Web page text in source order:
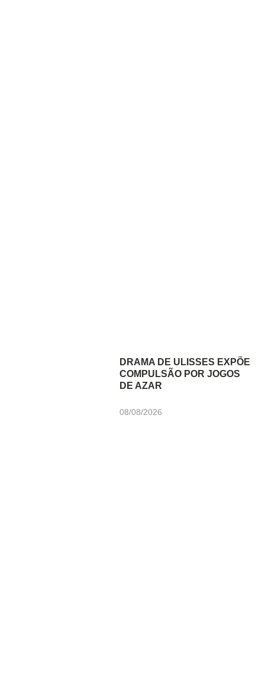
DRAMA DE ULISSES EXPÕE
COMPULSÃO POR JOGOS
DE AZAR
08/08/2026